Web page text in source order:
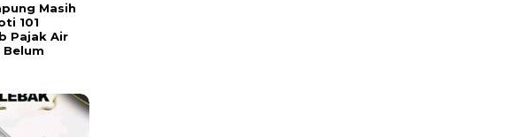
Masih
101
Pajak Air